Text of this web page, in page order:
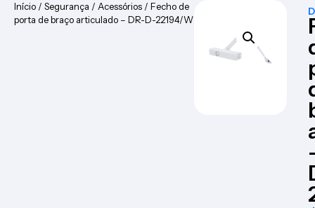
Início / Segurança / Acessórios / Fecho de
porta de braço articulado – DR-D-22194/W